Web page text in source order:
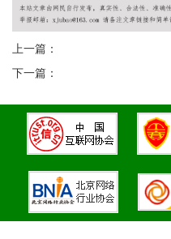
上一篇：
下一篇：